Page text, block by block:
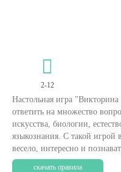
2-12
Настольная игра
ответить на множество
искусства, биологии,
языкознания. С такой игрой
весело, интересно и
скачать правила